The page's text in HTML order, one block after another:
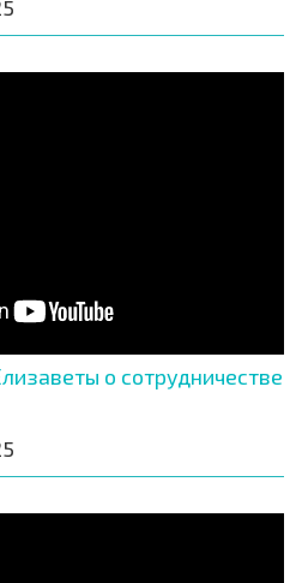
о сотрудничестве